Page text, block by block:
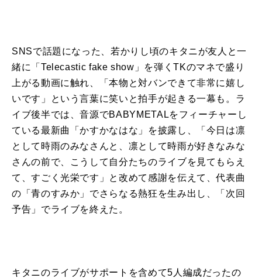
SNSで話題になった、若かりし頃のキタニが友人と一
緒に「 Telecastic fake show 」を弾くTKのマネで盛り
上がる動画に触れ、「本物と対バンできて非常に嬉し
いです」という言葉に笑いと拍手が起きる一幕も。 ラ
イブ後半では、音源でBABYMETALをフィーチャーし
ている最新曲「かすかなはな」を披露し、「今日は凛
として 時雨のみなさんと、 凛として時雨が好きなみな
さんの前で、こうして自分たちのライブを見てもらえ
て、すごく光栄です」と改めて感謝を伝えて、代表曲
の「青のすみか」でさらなる熱狂を生み出し、「次回
予告」でライブを終えた。
キタニのライブがサポートを含めて5 人編成だったの